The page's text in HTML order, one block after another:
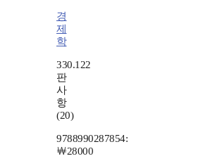
경
제
학
330.122
판
사
항
(20)
9788990287854:
￦28000